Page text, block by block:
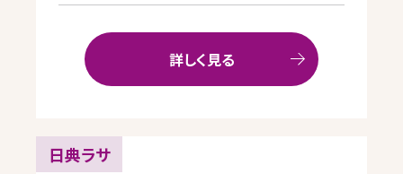
詳しく見る
日典ラサ